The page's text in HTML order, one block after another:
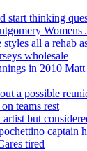
start thinking
Womens
styles all a rehab
wholesale
in 2010
a possible
teams rest
but
captain
tired